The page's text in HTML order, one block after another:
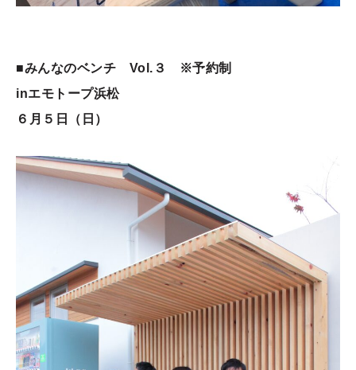
■みんなのベンチ Vol.３ ※予約制
inエモトープ浜松
６月５日（日）